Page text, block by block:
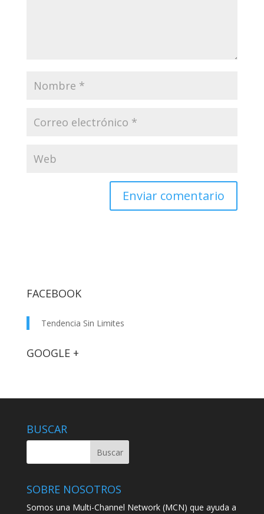
FACEBOOK
Tendencia Sin Limites
GOOGLE +
BUSCAR
SOBRE NOSOTROS
Somos una Multi-Channel Network (MCN) que ayuda a